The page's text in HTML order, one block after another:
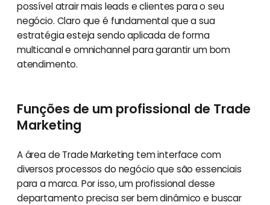
possível atrair mais leads e clientes para o seu
negócio. Claro que é fundamental que a sua
estratégia esteja sendo aplicada de forma
multicanal e omnichannel para garantir um bom
atendimento.
Funções de um profissional de Trade
Marketing
A área de Trade Marketing tem interface com
diversos processos do negócio que são essenciais
para a marca. Por isso, um profissional desse
departamento precisa ser bem dinâmico e buscar